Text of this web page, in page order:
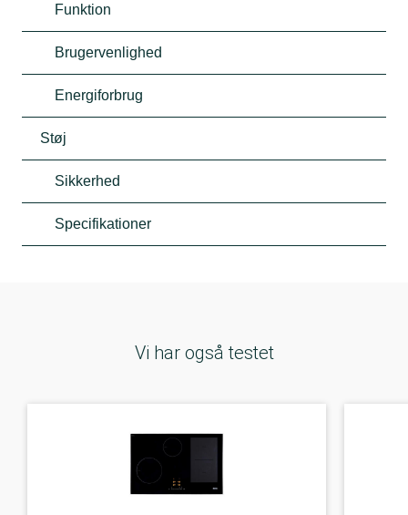
Funktion
Brugervenlighed
Energiforbrug
Støj
Sikkerhed
Specifikationer
Vi har også testet